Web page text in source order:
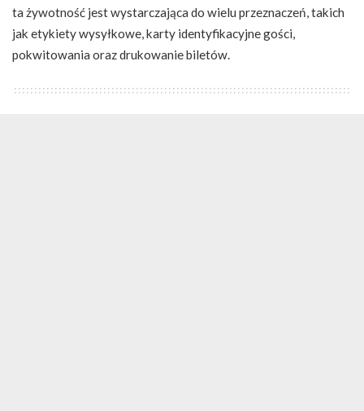
ta żywotność jest wystarczająca do wielu przeznaczeń, takich
jak etykiety wysyłkowe, karty identyfikacyjne gości,
pokwitowania oraz drukowanie biletów.